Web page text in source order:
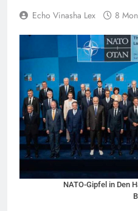
Echo Vinasha Lex 8
NATO-Gipfel in Den